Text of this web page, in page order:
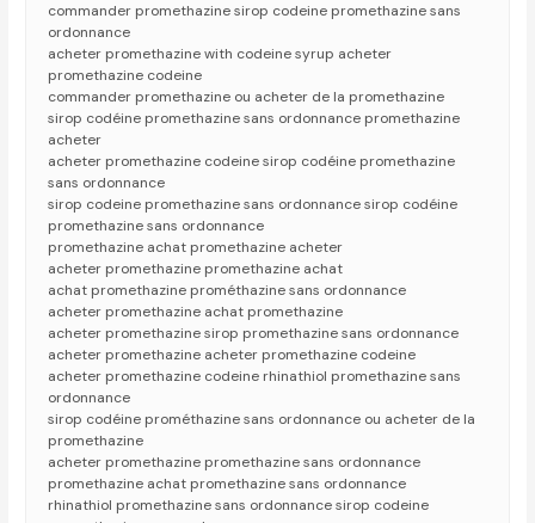
commander promethazine sirop codeine promethazine sans
ordonnance
acheter promethazine with codeine syrup acheter
promethazine codeine
commander promethazine ou acheter de la promethazine
sirop codéine promethazine sans ordonnance promethazine
acheter
acheter promethazine codeine sirop codéine promethazine
sans ordonnance
sirop codeine promethazine sans ordonnance sirop codéine
promethazine sans ordonnance
promethazine achat promethazine acheter
acheter promethazine promethazine achat
achat promethazine prométhazine sans ordonnance
acheter promethazine achat promethazine
acheter promethazine sirop promethazine sans ordonnance
acheter promethazine acheter promethazine codeine
acheter promethazine codeine rhinathiol promethazine sans
ordonnance
sirop codéine prométhazine sans ordonnance ou acheter de la
promethazine
acheter promethazine promethazine sans ordonnance
promethazine achat promethazine sans ordonnance
rhinathiol promethazine sans ordonnance sirop codeine